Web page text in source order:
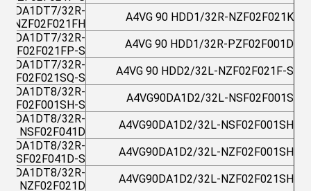
A4VG 90 HDD1/32R-NZF02F021K
32R-
NZF02F021FH
A4VG 90 HDD1/32R-PZF02F001D
32R-
NZF02F021FP-S
A4VG 90 HDD2/32L-NZF02F021F-S
32R-
NZF02F021SQ-S
A4VG90DA1D2/32L-NSF02F001S
32R-
NAF02F001SH-S
A4VG90DA1D2/32L-NSF02F001SH
32R-
NSF02F041D
A4VG90DA1D2/32L-NZF02F001SH
32R-
NSF02F041D-S
A4VG90DA1D2/32L-NZF02F021SH
32R-
NZF02F021D